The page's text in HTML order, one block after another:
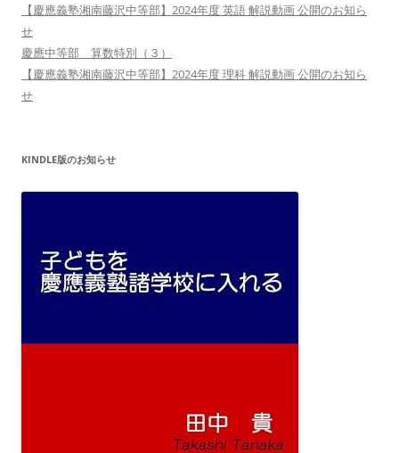
【慶應義塾湘南藤沢中等部】2024年度 英語 解説動画 公開のお知ら
せ
慶應中等部 算数特別（３）
【慶應義塾湘南藤沢中等部】2024年度 理科 解説動画 公開のお知ら
せ
KINDLE版のお知らせ